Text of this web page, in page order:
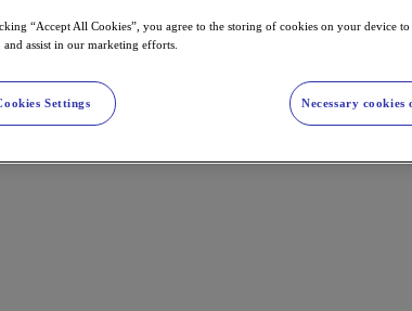
“Accept All Cookies”, you agree to the storing of cookies on your device to
and assist in our marketing efforts.
Settings Necessary cookies